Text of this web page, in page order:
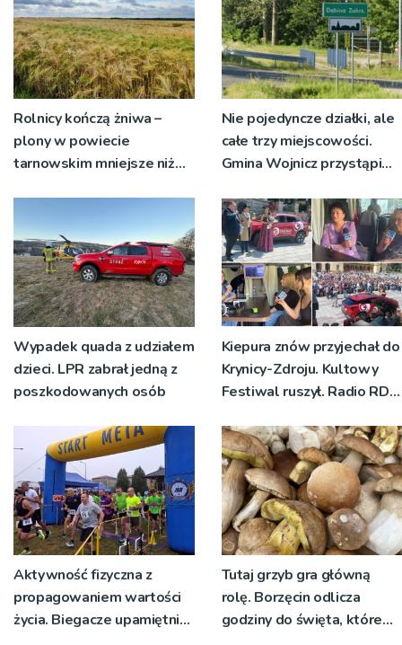
Rolnicy kończą żniwa –
plony w powiecie
tarnowskim mniejsze niż
Nie pojedyncze działki, ale
całe trzy miejscowości.
Gmina Wojnicz przystąpi
planistycznych
Wypadek quada z udziałem
dzieci. LPR zabrał jedną z
poszkodowanych osób
Kiepura znów przyjechał do
Krynicy-Zdroju. Kultowy
Festiwal ruszył. Radio RDN
żywo [ZDJĘCIA]
Aktywność fizyczna z
propagowaniem wartości
życia. Biegacze upamiętnili
Tutaj grzyb gra główną
rolę. Borzęcin odlicza
godziny do święta, które